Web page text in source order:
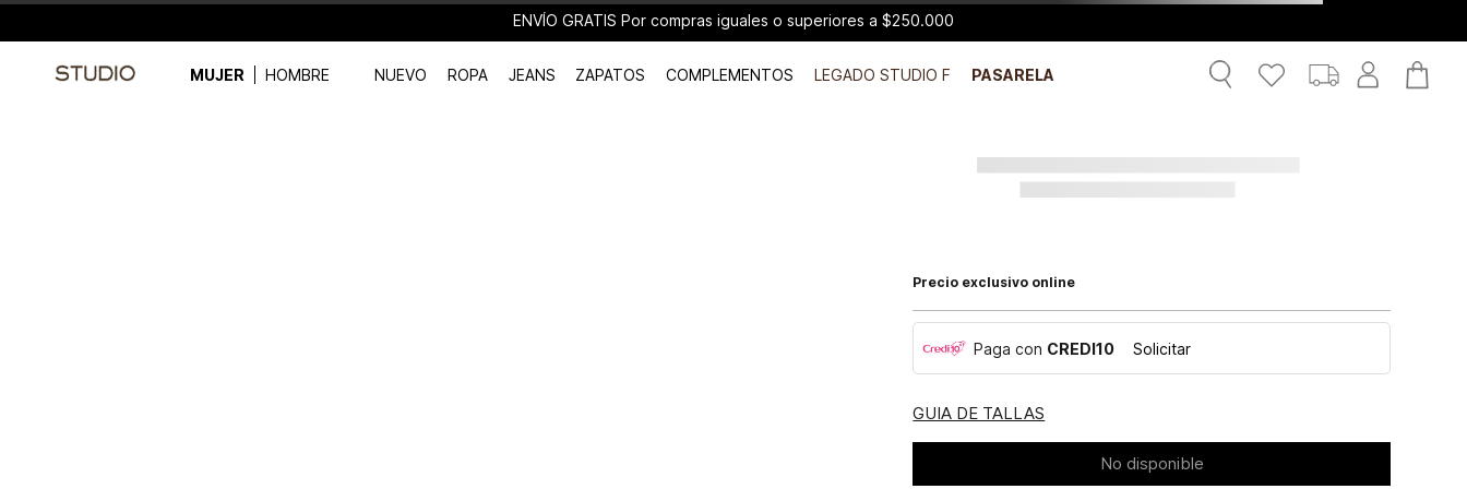
ENVÍO GRATIS Por compras iguales o superiores a $250.000
MUJER HOMBRE NUEVO ROPA JEANS ZAPATOS COMPLEMENTOS LEGADO STUDIO F PASARELA
Precio exclusivo online
Paga con CREDI10 Solicitar
GUIA DE TALLAS
No disponible